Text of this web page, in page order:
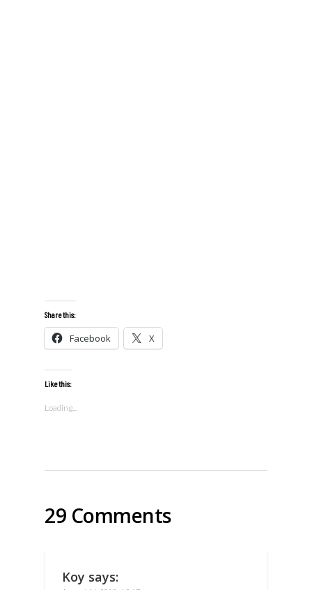
Share this:
Facebook X
Like this:
Loading...
29 Comments
Koy says: